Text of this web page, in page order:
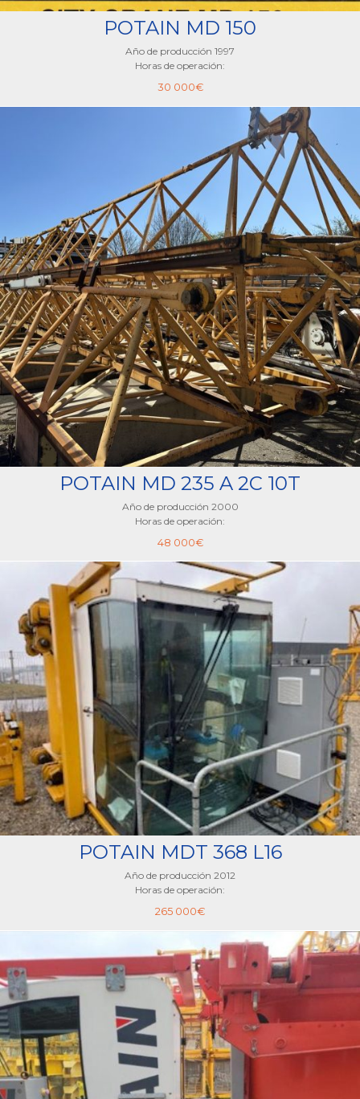
POTAIN MD 150
Año de producción 1997
Horas de operación:
30 000€
POTAIN MD 235 A 2C 10T
Año de producción 2000
Horas de operación:
48 000€
POTAIN MDT 368 L16
Año de producción 2012
Horas de operación:
265 000€